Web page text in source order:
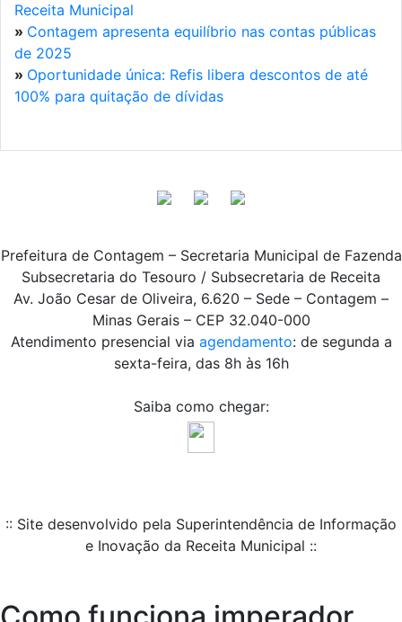
Receita Municipal
» Contagem apresenta equilíbrio nas contas públicas
de 2025
» Oportunidade única: Refis libera descontos de até
100% para quitação de dívidas
Prefeitura de Contagem – Secretaria Municipal de Fazenda
Subsecretaria do Tesouro / Subsecretaria de Receita
Av. João Cesar de Oliveira, 6.620 – Sede – Contagem –
Minas Gerais – CEP 32.040-000
Atendimento presencial via agendamento: de segunda a
sexta-feira, das 8h às 16h
Saiba como chegar:
:: Site desenvolvido pela Superintendência de Informação
e Inovação da Receita Municipal ::